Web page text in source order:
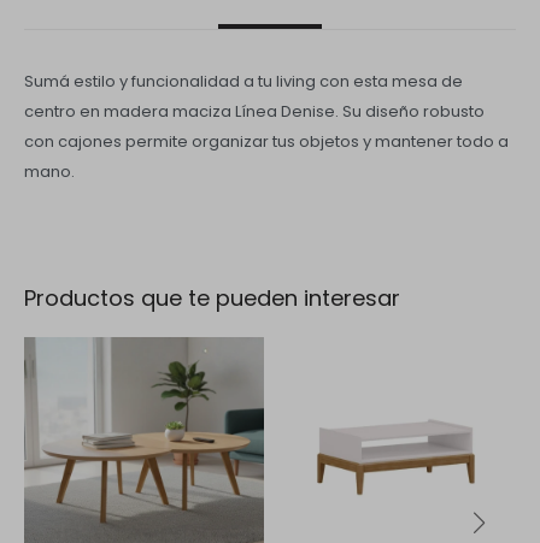
Sumá estilo y funcionalidad a tu living con esta mesa de
centro en madera maciza Línea Denise. Su diseño robusto
con cajones permite organizar tus objetos y mantener todo a
mano.
Productos que te pueden interesar